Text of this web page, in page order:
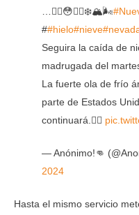
…✍🏻😳🥶🥶❄️🏔️🌬️
##hielo#nieve
Seguira la caída de
madrugada del
La fuerte ola de frío
parte de Estados
continuará.👇🏻
— Anónimo!👊
2024
Hasta el mismo servicio